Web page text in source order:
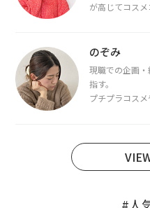
が高じてコス
断・骨格診断に
のぞみ
現職での企画
指す。
プチプラコス
日本化粧品検
#人